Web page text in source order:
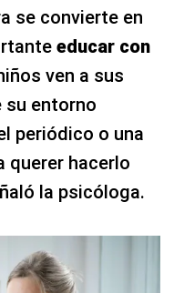
se convierte en
educar con
ven a sus
su entorno
periódico o una
querer hacerlo
la psicóloga.